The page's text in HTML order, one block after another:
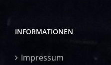
INFORMATIONEN
Impressum